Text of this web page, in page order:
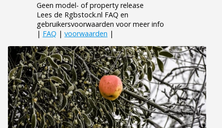
Geen model- of property release
Lees de Rgbstock.nl FAQ en
gebruikersvoorwaarden voor meer info
| FAQ | voorwaarden |